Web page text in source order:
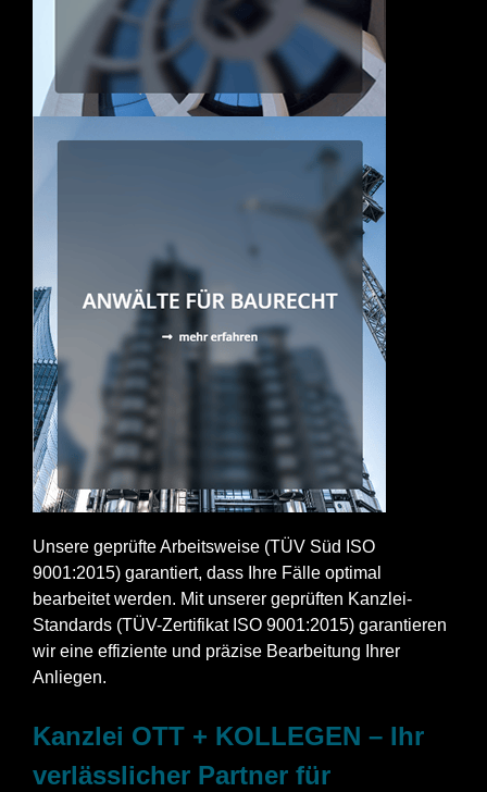
Unsere geprüfte Arbeitsweise (TÜV Süd ISO
9001:2015) garantiert, dass Ihre Fälle optimal
bearbeitet werden. Mit unserer geprüften Kanzlei-
Standards (TÜV-Zertifikat ISO 9001:2015) garantieren
wir eine effiziente und präzise Bearbeitung Ihrer
Anliegen.
Kanzlei OTT + KOLLEGEN – Ihr
verlässlicher Partner für